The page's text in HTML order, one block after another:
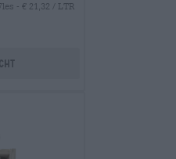
- € 21,32 / LTR